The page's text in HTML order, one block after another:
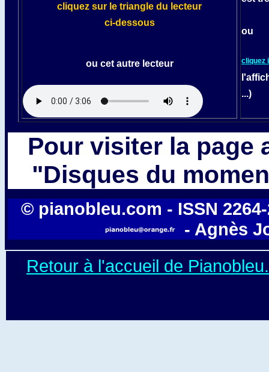
cliquez sur le triangle du lecteur
ci-dessous
ou cet autre lecteur
ou
cliquez
...)
Pour visiter la page
"Disques du
© pianobleu.com - ISSN
- Agnès
Retour à l'accueil de